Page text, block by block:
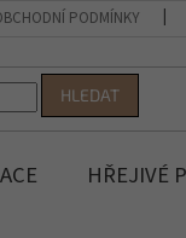
PODMÍNKY
HLEDAT
HŘEJIVÉ